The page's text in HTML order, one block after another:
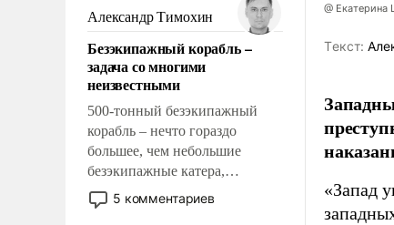
образованных людей. Иногда
казалось, что эти вопросы
решены раз и навсегда, но –
нет, не решены.
Александр Тимохин
Безэкипажный корабль –
задача со многими
неизвестными
500-тонный безэкипажный
корабль – нечто гораздо
большее, чем небольшие
безэкипажные катера,
применение которых уже
стало обыденностью. Задача по
5 комментариев
@
Tекст:
«Запад